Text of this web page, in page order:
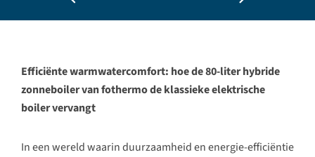
Efficiënte warmwatercomfort: hoe de 80-liter hybride
zonneboiler van fothermo de klassieke elektrische
boiler vervangt
In een wereld waarin duurzaamheid en energie-efficiëntie